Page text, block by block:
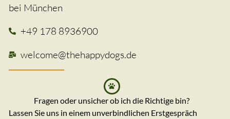
bei München
+49 178 8936900
welcome@thehappydogs.de
Fragen oder unsicher ob ich die Richtige bin?
Lassen Sie uns in einem unverbindlichen Erstgespräch